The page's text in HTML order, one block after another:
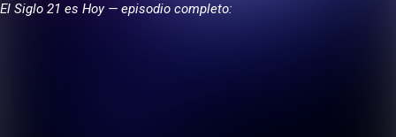
El Siglo 21 es Hoy — episodio completo: